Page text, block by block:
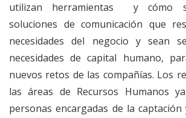
utilizan herramientas y cómo
soluciones de comunicación que
necesidades del negocio y sean
necesidades de capital humano,
nuevos retos de las compañías. Los
las áreas de Recursos Humanos
personas encargadas de la